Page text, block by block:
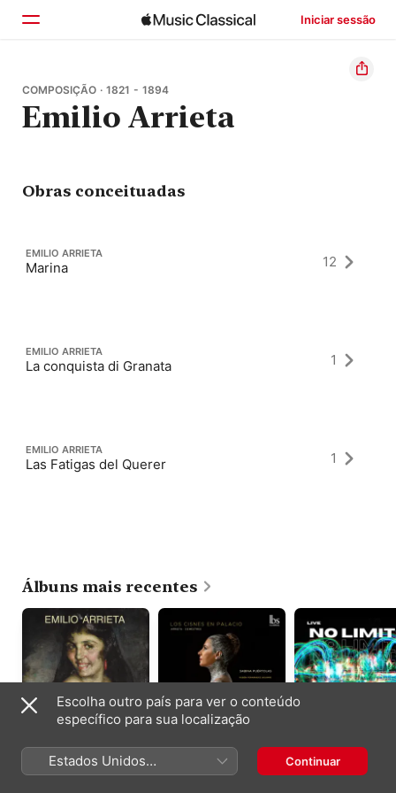
Iniciar sessão
Início
Explorar
COMPOSIÇÃO · 1821 - 1894
Emilio Arrieta
Obras conceituadas
EMILIO ARRIETA
Marina 12
EMILIO ARRIETA
La conquista di Granata 1
EMILIO ARRIETA
Las Fatigas del Querer 1
Álbuns mais recentes
Arrieta: Marina
(Remastered 2023)
[Live]
Michelangelo Veltri,
Los Cisnes en
Sabina Puértolas
Rubén
No Limits (Live in
Berlin)
The Cast - The
Escolha outro país para ver o conteúdo
específico para sua localização
Estados Unidos
(Português Brasil)
Continuar